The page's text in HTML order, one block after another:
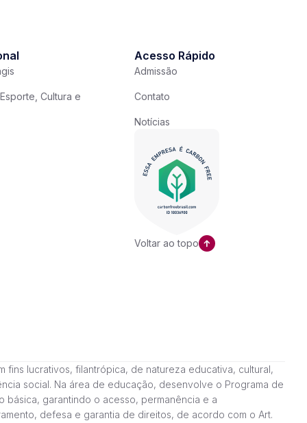
Cultura e
Acesso Rápido
Admissão
Contato
Notícias
Voltar ao topo
fins lucrativos, filantrópica, de natureza educativa, cultural,
social. Na área de educação, desenvolve o Programa de
básica, garantindo o acesso, permanência e a
defesa e garantia de direitos, de acordo com o Art.